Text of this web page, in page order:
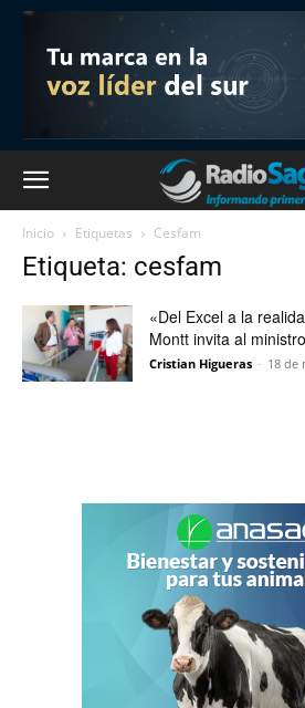
Inicio Etiquetas Cesfam
Etiqueta: cesfam
«Del Excel a la
Montt invita al
Cristian Higueras - 18 de